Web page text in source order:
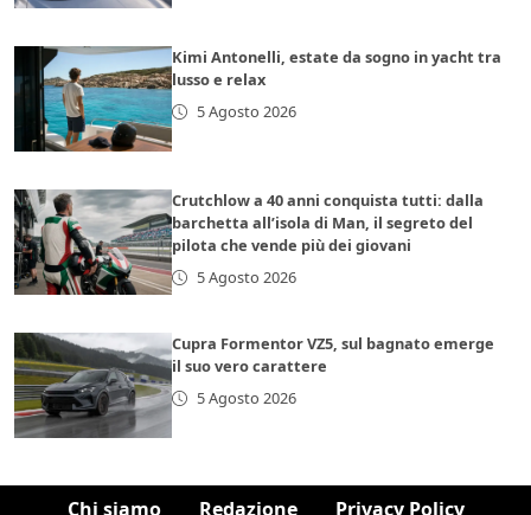
Kimi Antonelli, estate da sogno in yacht tra
lusso e relax
5 Agosto 2026
Crutchlow a 40 anni conquista tutti: dalla
barchetta all’isola di Man, il segreto del
pilota che vende più dei giovani
5 Agosto 2026
Cupra Formentor VZ5, sul bagnato emerge
il suo vero carattere
5 Agosto 2026
Chi siamo Redazione Privacy Policy